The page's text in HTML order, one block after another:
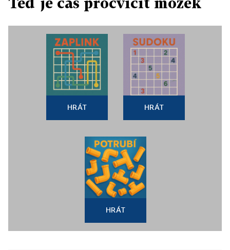
HRÁT HRÁT
HRÁT